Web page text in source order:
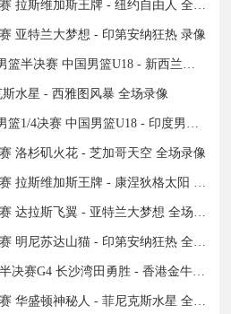
2024年09月09日WNBA常规赛 拉斯维加斯王牌 - 纽约自由人 全场录像
亚特兰大梦想 - 印第安纳狂热 录像
2024年09月08日U18亚洲杯男篮半决赛 中国男篮U18 - 新西兰男篮U18 录像
水星 - 西雅图风暴 全场录像
2024年09月07日U18亚洲杯男篮1/4决赛 中国男篮U18 - 印度男篮U18 录像
洛杉矶火花 - 芝加哥天空 全场录像
2024年09月07日WNBA常规赛 拉斯维加斯王牌 - 康涅狄格太阳 全场录像
2024年09月07日WNBA常规赛 达拉斯飞翼 - 亚特兰大梦想 全场录像
2024年09月07日WNBA常规赛 明尼苏达山猫 - 印第安纳狂热 全场录像
2024年09月06日NBL季后赛半决赛G4 长沙湾田勇胜 - 香港金牛 全场录像
2024年09月06日WNBA常规赛 华盛顿神秘人 - 菲尼克斯水星 全场录像